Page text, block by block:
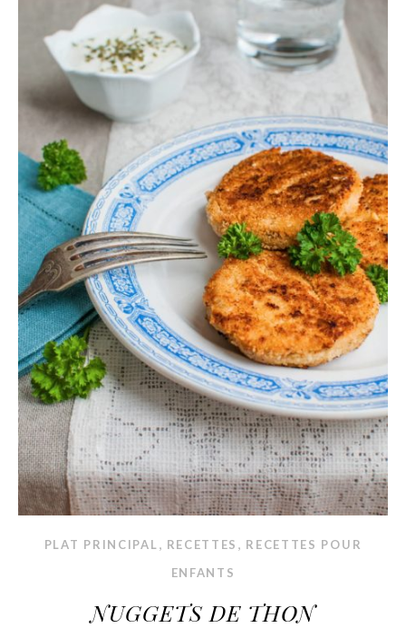
PLAT PRINCIPAL RECETTES
RECETTES POUR
ENFANTS
NUGGETS DE THON